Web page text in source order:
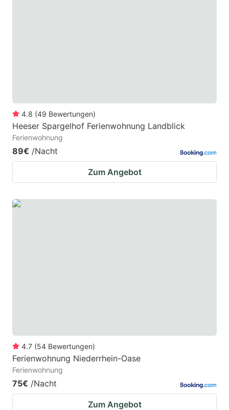
4.8 (49 Bewertungen)
Heeser Spargelhof Ferienwohnung Landblick
Ferienwohnung
89€ /Nacht
Zum Angebot
4.7 (54 Bewertungen)
Ferienwohnung Niederrhein-Oase
Ferienwohnung
75€ /Nacht
Zum Angebot